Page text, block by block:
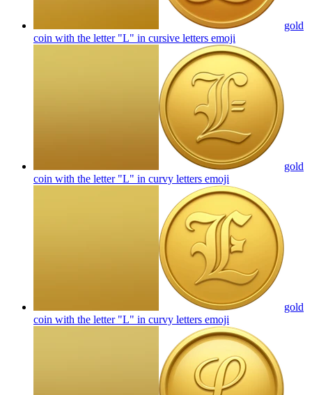
gold
coin with the letter "L" in cursive letters emoji
gold
coin with the letter "L" in curvy letters emoji
gold
coin with the letter "L" in curvy letters emoji